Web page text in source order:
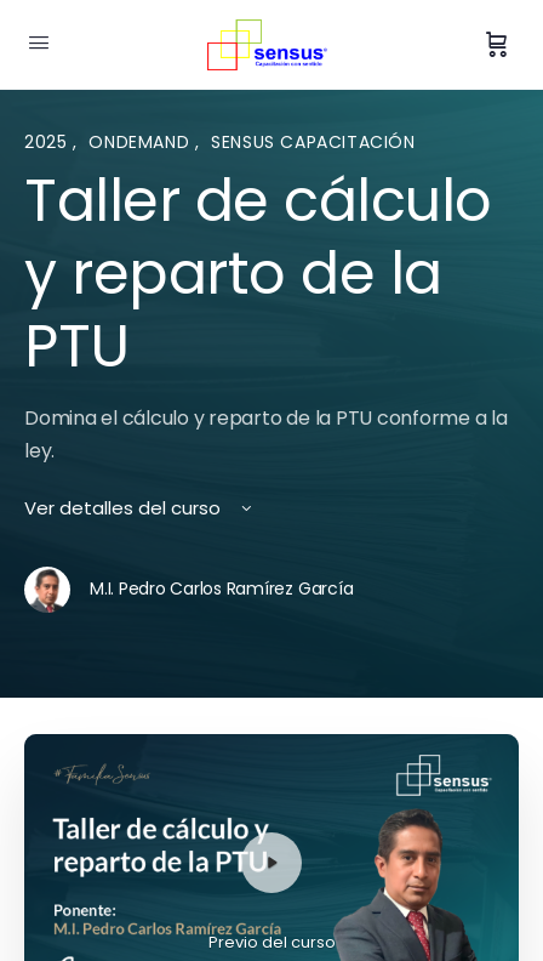
2025, ONDEMAND , SENSUS CAPACITACIÓN
Taller de cálculo
y reparto de la
PTU
Domina el cálculo y reparto de la PTU conforme a la
ley.
Ver detalles del curso
M.I. Pedro Carlos Ramírez García
Previo del curso